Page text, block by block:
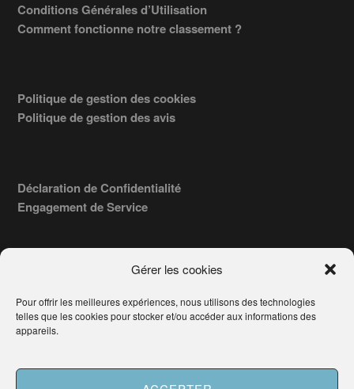
Gérer les cookies
Pour offrir les meilleures expériences, nous utilisons des technologies
telles que les cookies pour stocker et/ou accéder aux informations des
appareils.
Conditions Générales d’Utilisation
Comment fonctionne notre classement ?
Politique de gestion des cookies
Politique de gestion des avis
Déclaration de Confidentialité
Engagement de Service
COPYRIGHT © 2026 · TROUVERVOTREAVOCAT.COM, ÉDITÉ PAR
LA SOCIÉTÉAWATECH- 91, RUE DU FAUBOURG ST HONORÉ